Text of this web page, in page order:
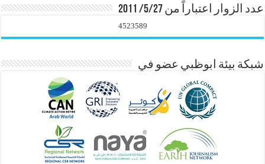
عدد الزوار اعتباراً من 5/27/ 2011
4523589
شبكة بيئة ابوظبي عضو في